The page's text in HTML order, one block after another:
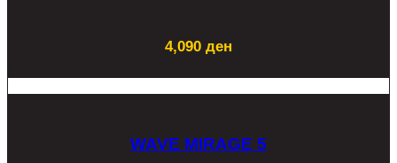
4,090 ден
WAVE MIRAGE 5